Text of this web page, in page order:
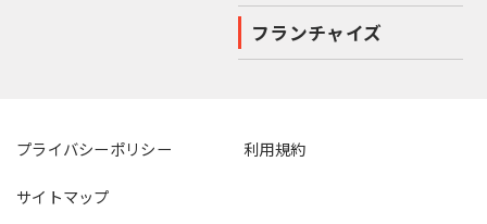
フランチャイズ
プライバシーポリシー 利用規約
サイトマップ